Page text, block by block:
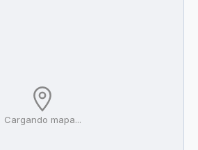
Cargando mapa...